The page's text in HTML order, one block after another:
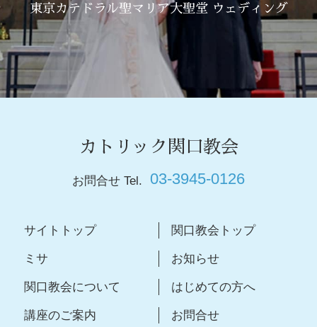
東京カテドラル聖マリア大聖堂 ウェディング
カトリック関口教会
お問合せ Tel. 03-3945-0126
サイトトップ 関口教会トップ
ミサ お知らせ
関口教会について はじめての方へ
講座のご案内 お問合せ